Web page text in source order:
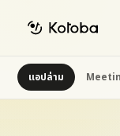
แอปล่าม